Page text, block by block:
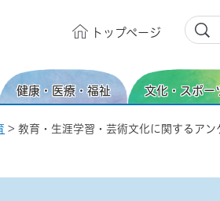
トップページ
健康・医療・福祉 文化・スポー
> 教育・生涯学習・芸術文化に関するアン